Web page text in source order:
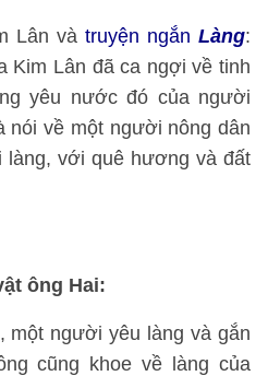
Lân và truyện ngắnLàng:
Kim Lân đã ca ngợi về tinh
yêu nước đó của người
nói về một người nông dân
làng, với quê hương và đất
ông Hai:
một người yêu làng và gắn
cũng khoe về làng của